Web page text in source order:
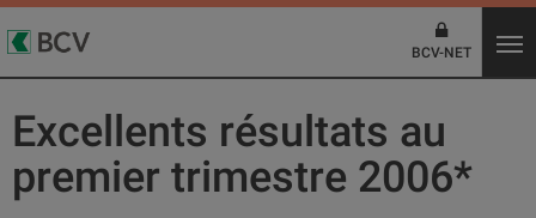
BCV-NET
Excellents résultats au
premier trimestre 2006*